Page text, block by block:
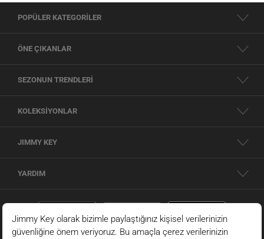
POPÜLER KATEGORİLER
ÖNE ÇIKANLAR
SEZONUN TRENDLERİ
KOLEKSİYONLAR
JIMMY KEY
YARDIM